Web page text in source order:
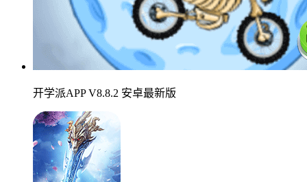
开学派APP V8.8.2 安卓最新版